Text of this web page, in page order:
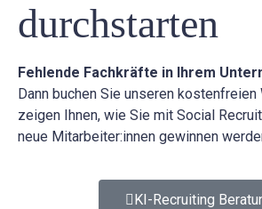
durchstarten
Fehlende Fachkräfte in Ihrem
Dann buchen Sie unseren
zeigen Ihnen, wie Sie mit Social
neue Mitarbeiter:innen gewinnen
KI-Recruiting